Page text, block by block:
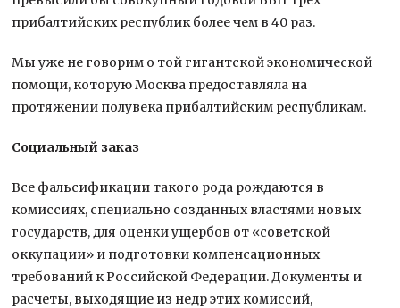
прибалтийских республик более чем в 40 раз.
Мы уже не говорим о той гигантской экономической
помощи, которую Москва предоставляла на
протяжении полувека прибалтийским республикам.
Социальный заказ
Все фальсификации такого рода рождаются в
комиссиях, специально созданных властями новых
государств, для оценки ущербов от «советской
оккупации» и подготовки компенсационных
требований к Российской Федерации. Документы и
расчеты, выходящие из недр этих комиссий,